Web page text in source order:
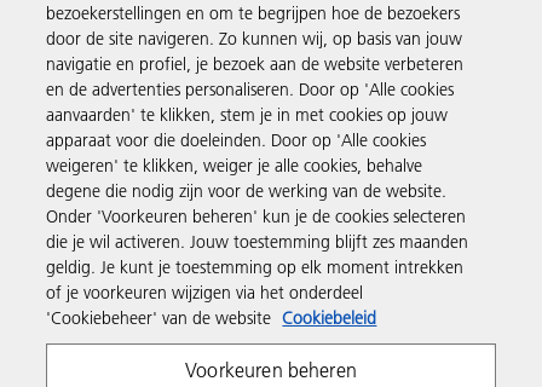
Producten en services
Support en contact
Inspiratie
Volg Ricoh
bezoekerstellingen en om te begrijpen hoe de bezoekers
door de site navigeren. Zo kunnen wij, op basis van jouw
navigatie en profiel, je bezoek aan de website verbeteren
en de advertenties personaliseren. Door op 'Alle cookies
aanvaarden' te klikken, stem je in met cookies op jouw
apparaat voor die doeleinden. Door op 'Alle cookies
weigeren' te klikken, weiger je alle cookies, behalve
degene die nodig zijn voor de werking van de website.
Onder 'Voorkeuren beheren' kun je de cookies selecteren
die je wil activeren. Jouw toestemming blijft zes maanden
geldig. Je kunt je toestemming op elk moment intrekken
of je voorkeuren wijzigen via het onderdeel
'Cookiebeheer' van de website Cookiebeleid
Voorkeuren beheren